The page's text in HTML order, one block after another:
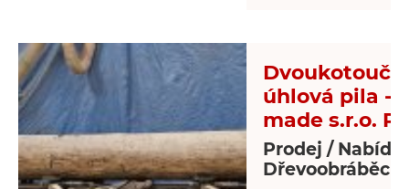
úhlová pila -
made s.r.o.
Prodej /
Dřevoobráběcí